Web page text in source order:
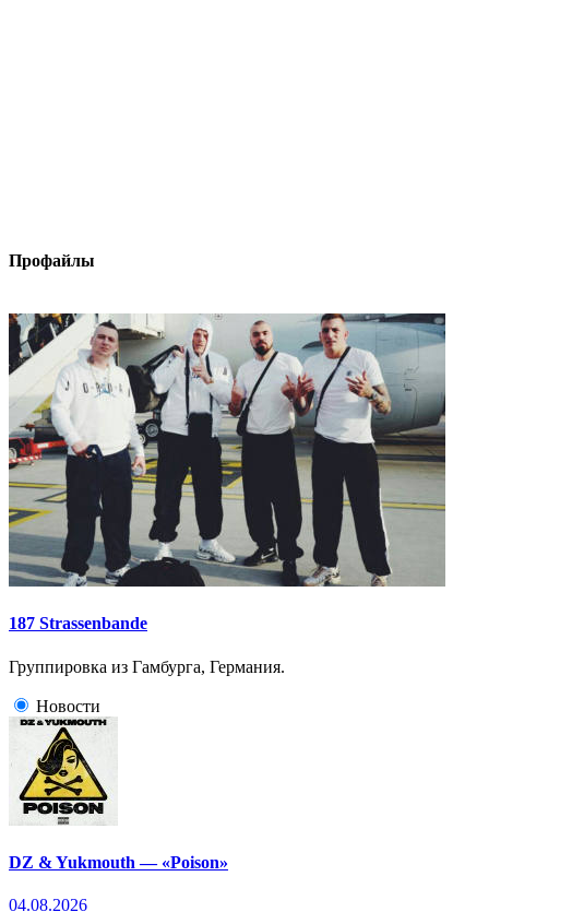
Профайлы
187 Strassenbande
Группировка из Гамбурга, Германия.
Новости
DZ & Yukmouth — «Poison»
04.08.2026